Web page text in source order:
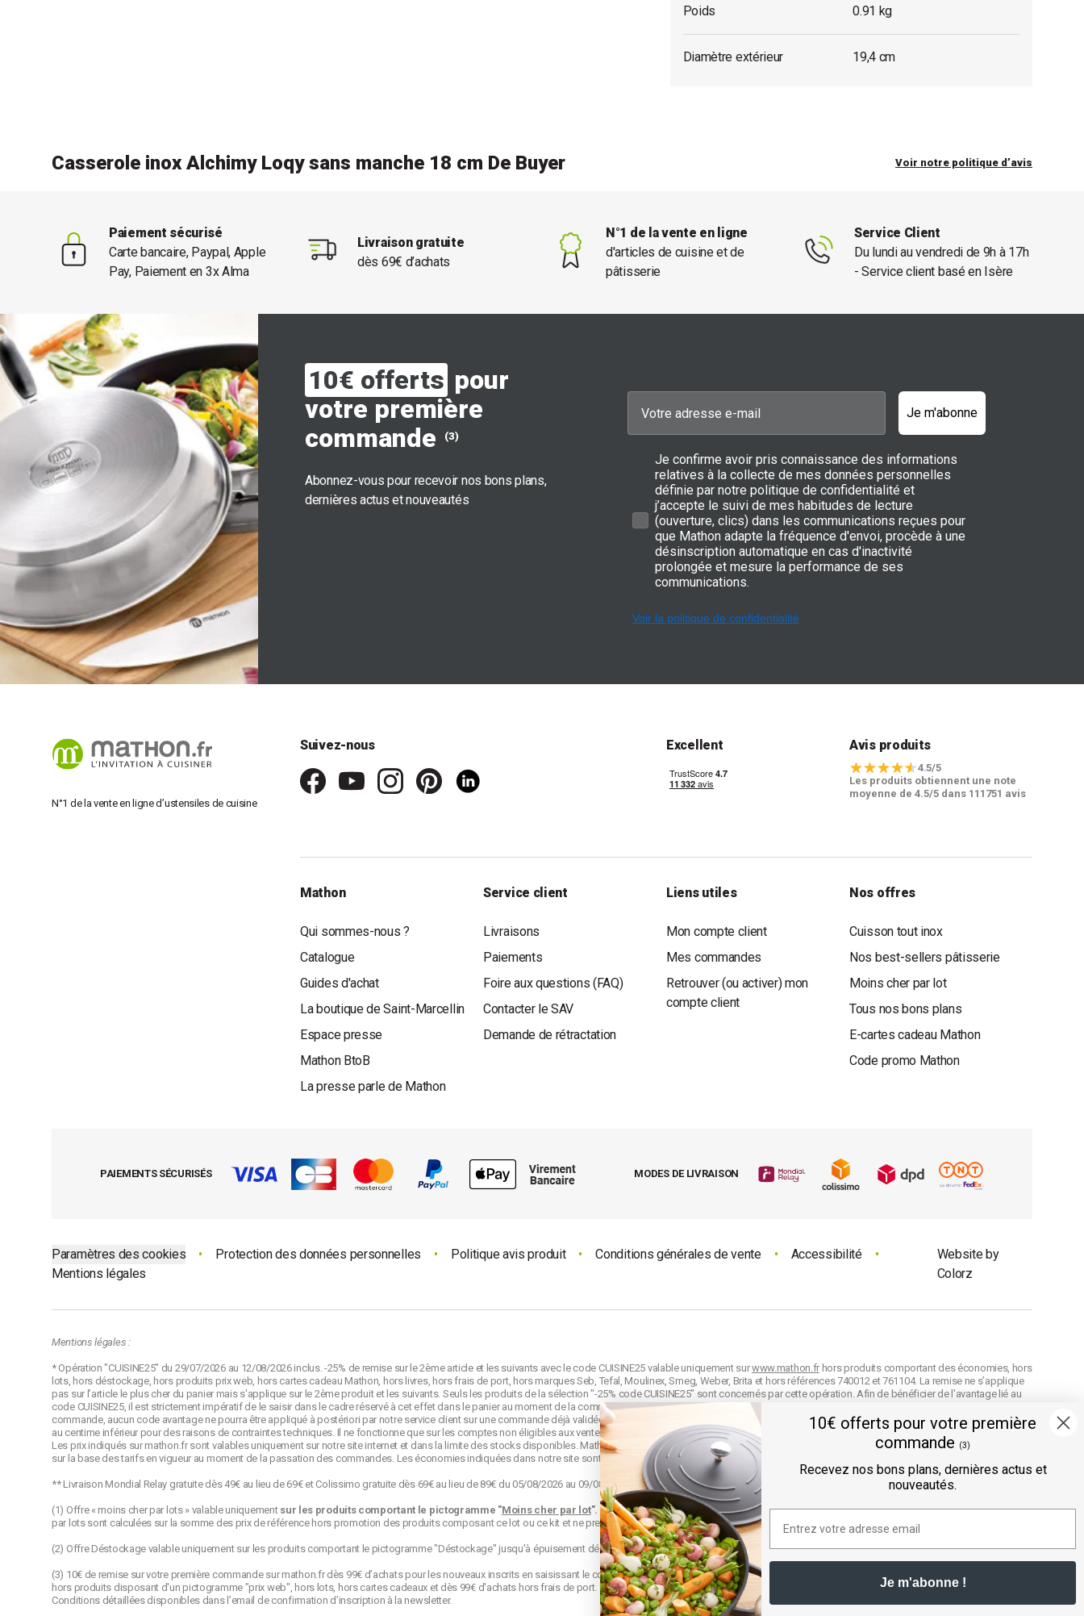
Poids 0.91 kg
Diamètre extérieur 19,4 cm
Casserole inox Alchimy Loqy sans manche 18 cm De Buyer Voir notre politique d’avis
Paiement sécurisé
Carte bancaire, Paypal, Apple
Pay, Paiement en 3x Alma
Livraison gratuite
dès 69€ d’achats
N°1 de la vente en ligne
d'articles de cuisine et de
pâtisserie
Service Client
Du lundi au vendredi de 9h à 17h
- Service client basé en Isère
10€ offerts pour
votre première
commande
(3)
Abonnez-vous pour recevoir nos bons plans,
dernières actus et nouveautés
Je m'abonne
Je confirme avoir pris connaissance des informations
relatives à la collecte de mes données personnelles
définie par notre politique de confidentialité et
j’accepte le suivi de mes habitudes de lecture
(ouverture, clics) dans les communications reçues pour
que Mathon adapte la fréquence d'envoi, procède à une
désinscription automatique en cas d'inactivité
prolongée et mesure la performance de ses
communications.
Voir la politique de confidentialité
N°1 de la vente en ligne d’ustensiles de cuisine
Suivez-nous Excellent Avis produits
4.5/5
Les produits obtiennent une note
moyenne de 4.5/5 dans 111751 avis
Mathon
Qui sommes-nous ?
Catalogue
Guides d'achat
La boutique de Saint-Marcellin
Espace presse
Mathon BtoB
La presse parle de Mathon
Service client
Livraisons
Paiements
Foire aux questions (FAQ)
Contacter le SAV
Demande de rétractation
Liens utiles
Mon compte client
Mes commandes
Retrouver (ou activer) mon
compte client
Nos offres
Cuisson tout inox
Nos best-sellers pâtisserie
Moins cher par lot
Tous nos bons plans
E-cartes cadeau Mathon
Code promo Mathon
PAIEMENTS SÉCURISÉS MODES DE LIVRAISON
Paramètres des cookies • Protection des données personnelles • Politique avis produit • Conditions générales de vente • Accessibilité
•
Mentions légales
Website by
Colorz
Mentions légales :
* Opération "CUISINE25" du 29/07/2026 au 12/08/2026 inclus. -25% de remise sur le 2ème article et les suivants avec le code CUISINE25 valable uniquement surwww.mathon.fr hors produits comportant des économies, hors
lots, hors déstockage, hors produits prix web, hors cartes cadeau Mathon, hors livres, hors frais de port, hors marques Seb, Tefal, Moulinex, Smeg, Weber, Brita et hors références 740012 et 761104. La remise ne s’applique
pas sur l’article le plus cher du panier mais s'applique sur le 2ème produit et les suivants. Seuls les produits de la sélection "-25% code CUISINE25" sont concernés par cette opération. Afin de bénéficier de l'avantage lié au
code CUISINE25, il est strictement impératif de le saisir dans le cadre réservé à cet effet dans le panier au moment de la commande et avant la validation de celle-ci. Conformément à nos
commande, aucun code avantage ne pourra être appliqué à postériori par notre service client sur une commande déjà validée. Le code CUISINE25 est non cumulable avec d’autres codes avantage et la remise est arrondie
au centime inférieur pour des raisons de contraintes techniques. Il ne fonctionne que sur les comptes non éligibles aux ventes privées mathon.fr.
Les prix indiqués sur mathon.fr sont valables uniquement sur notre site internet et dans la limite des stocks disponibles. Mathon se réserve le droit de modifier les prix de vente à tout moment et les produits seront facturés
sur la base des tarifs en vigueur au moment de la passation des commandes. Les économies indiquées dans notre site sont calculées d'après le
prix de référence
** Livraison Mondial Relay gratuite dès 49€ au lieu de 69€ et Colissimo gratuite dès 69€ au lieu de 89€ du 05/08/2026 au 09/08/2026 23h59. Offre appliquée directement au panier.
(1) Offre « moins cher par lots » valable uniquement sur les produits comportant le pictogramme "Moins cher par lot". Les produits s'appelant "lot" sont des offres prix volume exclusives au site mathon.fr. Ces offres
par lots sont calculées sur la somme des prix de référence hors promotion des produits composant ce lot ou ce kit et ne prennent pas en compte les éventuelles réductions appliquées sur les unités avec un code avantage.
(2) Offre Déstockage valable uniquement sur les produits comportant le pictogramme "Déstockage" jusqu'à épuisement définitif de leur stock.
(3) 10€ de remise sur votre première commande sur mathon.fr dès 99€ d’achats pour les nouveaux inscrits en saisissant le code qui est envoyé par mail. Offre valable sur les produits hors marques Seb, Moulinex et Tefal,
hors produits disposant d'un pictogramme "prix web", hors lots, hors cartes cadeaux et dès 99€ d'achats hors frais de port.
Conditions détaillées disponibles dans l’email de confirmation d’inscription à la newsletter.
10€ offerts pour votre première
commande
(3)
Recevez nos bons plans, dernières actus et
nouveautés.
Je m'abonne !